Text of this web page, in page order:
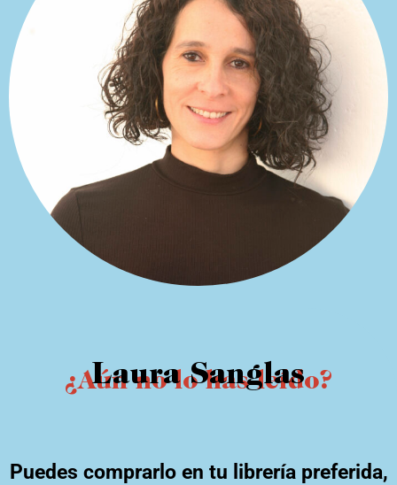
Laura Sanglas
¿Aún no lo has leído?
Puedes comprarlo en tu librería preferida,